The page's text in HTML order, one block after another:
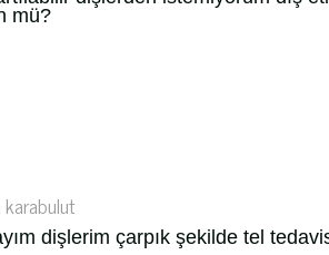
mü?
dişlerim çarpık şekilde tel